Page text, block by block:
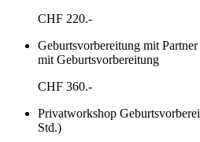
CHF 220.-
Geburtsvorbereitung mit
mit Geburtsvorbereitung
CHF 360.-
Privatworkshop
Std.)